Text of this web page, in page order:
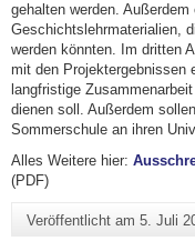
gehalten werden.
Geschichtslehrmaterialien,
werden könnten. Im dritten
mit den Projektergebnissen
langfristige
dienen soll. Außerdem
Sommerschule an ihren
Alles Weitere hier:
(PDF)
Veröffentlicht am 5. Juli